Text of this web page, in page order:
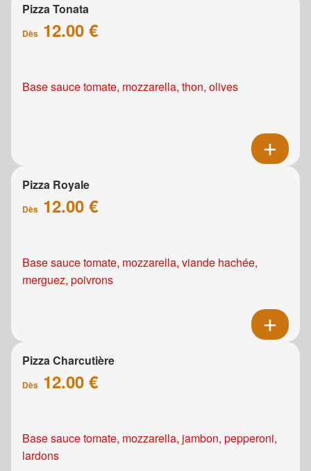
Pizza Tonata
Dès 12.00 €
Base sauce tomate, mozzarella, thon, olives
Pizza Royale
Dès 12.00 €
Base sauce tomate, mozzarella, viande hachée,
merguez, poivrons
Pizza Charcutière
Dès 12.00 €
Base sauce tomate, mozzarella, jambon, pepperoni,
lardons